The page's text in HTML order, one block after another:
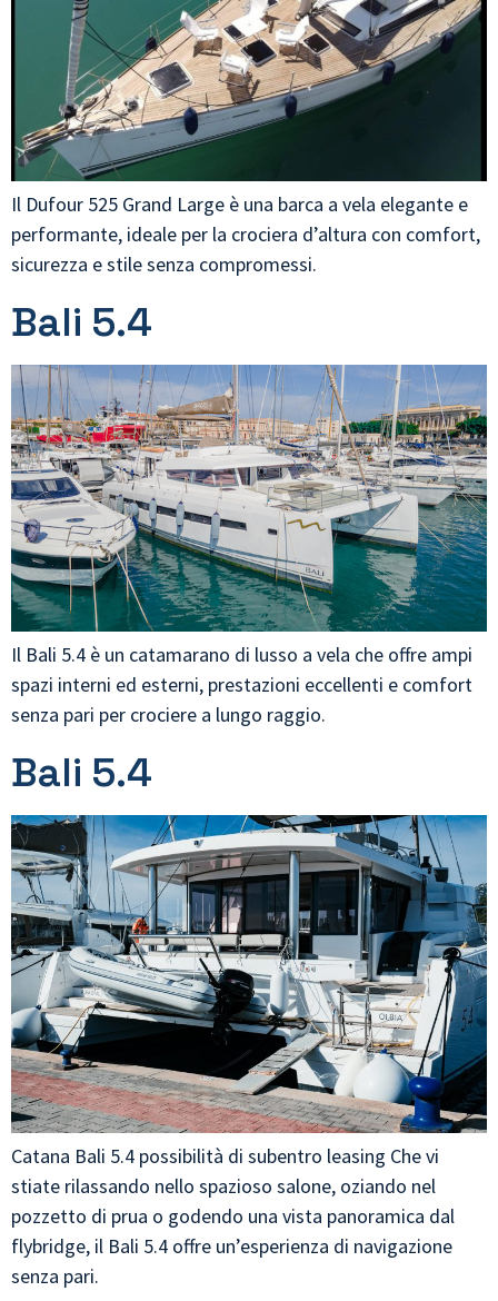
Il Dufour 525 Grand Large è una barca a vela elegante e
performante, ideale per la crociera d’altura con comfort,
sicurezza e stile senza compromessi.
Bali 5.4
Il Bali 5.4 è un catamarano di lusso a vela che offre ampi
spazi interni ed esterni, prestazioni eccellenti e comfort
senza pari per crociere a lungo raggio.
Bali 5.4
Catana Bali 5.4 possibilità di subentro leasing Che vi
stiate rilassando nello spazioso salone, oziando nel
pozzetto di prua o godendo una vista panoramica dal
flybridge, il Bali 5.4 offre un’esperienza di navigazione
senza pari.